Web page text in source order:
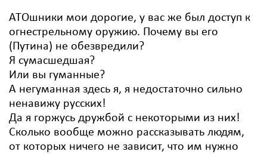
АТОшники мои дорогие, у вас же был доступ к
огнестрельному оружию. Почему вы его
(Путина) не обезвредили?
Я сумасшедшая?
Или вы гуманные?
А негуманная здесь я, я недостаточно сильно
ненавижу русских!
Да я горжусь дружбой с некоторыми из них!
Сколько вообще можно рассказывать людям,
от которых ничего не зависит, что им нужно